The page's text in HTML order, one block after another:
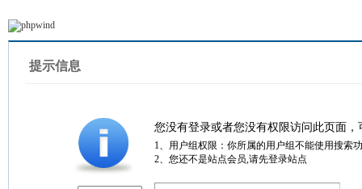
提示信息
您没有登录或者您没有权限访问此页面
1、用户组权限：你所属的用户组不能使用搜索
2、您还不是站点会员,请先登录站点